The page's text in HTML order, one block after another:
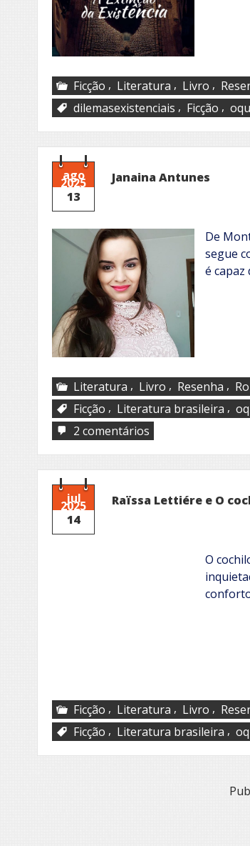
Ficção , Literatura , Livro ,
dilemasexistenciais , Ficção ,
ago
2025
13
Janaina Antunes
De
segue
é capaz
Literatura , Livro , Resenha ,
Ficção , Literatura brasileira ,
2 comentários
Janaina
Antunes
jul
2025
14
Raïssa Lettiére e O
O
Ficção , Literatura , Livro ,
Ficção , Literatura brasileira ,